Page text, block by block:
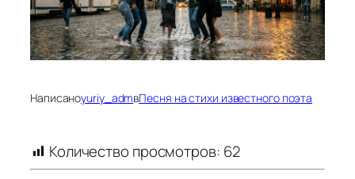
Написаноyuriy_admвПесня на стихи известного поэта
Количество просмотров: 62